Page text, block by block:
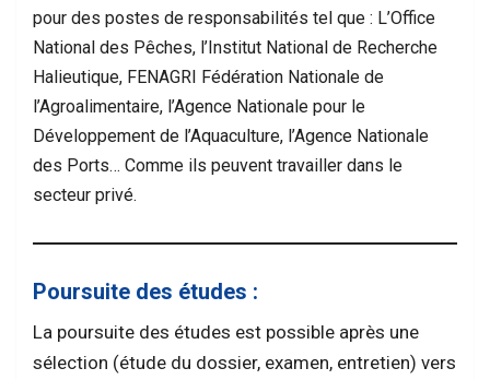
pour des postes de responsabilités tel que : L’Office
National des Pêches, l’Institut National de Recherche
Halieutique, FENAGRI Fédération Nationale de
l’Agroalimentaire, l’Agence Nationale pour le
Développement de l’Aquaculture, l’Agence Nationale
des Ports… Comme ils peuvent travailler dans le
secteur privé.
Poursuite des études :
La poursuite des études est possible après une
sélection (étude du dossier, examen, entretien) vers